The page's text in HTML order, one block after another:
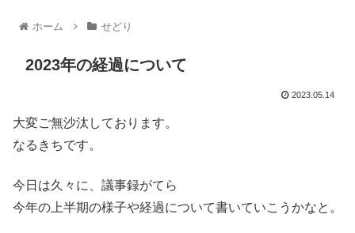
ホーム せどり
2023年の経過について
2023.05.14
大変ご無沙汰しております。
なるきちです。
今日は久々に、議事録がてら
今年の上半期の様子や経過について書いていこうかなと。